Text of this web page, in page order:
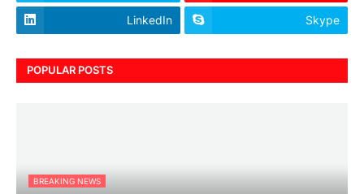
LinkedIn Skype
POPULAR POSTS
BREAKING NEWS